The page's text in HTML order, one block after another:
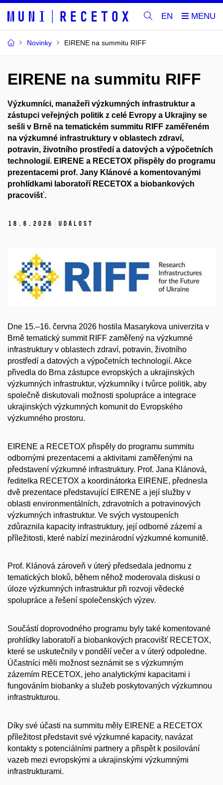
EN
Novinky EIRENE na summitu RIFF
EIRENE na summitu RIFF
Výzkumníci, manažeři výzkumných infrastruktur a
zástupci veřejných politik z celé Evropy a Ukrajiny se
sešli v Brně na tematickém summitu RIFF zaměřeném
na výzkumné infrastruktury v oblastech zdraví,
potravin, životního prostředí a datových a výpočetních
technologií. EIRENE a RECETOX přispěly do programu
prezentacemi prof. Jany Klánové a komentovanými
prohlídkami laboratoří RECETOX a biobankových
pracovišť.
18. 6. 2026 Událost
Dne 15.–16. června 2026 hostila Masarykova univerzita v
Brně tematický summit RIFF zaměřený na výzkumné
infrastruktury v oblastech zdraví, potravin, životního
prostředí a datových a výpočetních technologií. Akce
přivedla do Brna zástupce evropských a ukrajinských
výzkumných infrastruktur, výzkumníky i tvůrce politik, aby
společně diskutovali možnosti spolupráce a integrace
ukrajinských výzkumných komunit do Evropského
výzkumného prostoru.
EIRENE a RECETOX přispěly do programu summitu
odbornými prezentacemi a aktivitami zaměřenými na
představení výzkumné infrastruktury. Prof. Jana Klánová,
ředitelka RECETOX a koordinátorka EIRENE, přednesla
dvě prezentace představující EIRENE a její služby v
oblasti environmentálních, zdravotních a potravinových
výzkumných infrastruktur. Ve svých vystoupeních
zdůraznila kapacity infrastruktury, její odborné zázemí a
příležitosti, které nabízí mezinárodní výzkumné komunitě.
Prof. Klánová zároveň v úterý předsedala jednomu z
tematických bloků, během něhož moderovala diskusi o
úloze výzkumných infrastruktur při rozvoji vědecké
spolupráce a řešení společenských výzev.
Součástí doprovodného programu byly také komentované
prohlídky laboratoří a biobankových pracovišť RECETOX,
které se uskutečnily v pondělí večer a v úterý odpoledne.
Účastníci měli možnost seznámit se s výzkumným
zázemím RECETOX, jeho analytickými kapacitami i
fungováním biobanky a služeb poskytovaných výzkumnou
infrastrukturou.
Díky své účasti na summitu měly EIRENE a RECETOX
příležitost představit své výzkumné kapacity, navázat
kontakty s potenciálními partnery a přispět k posilování
vazeb mezi evropskými a ukrajinskými výzkumnými
infrastrukturami.